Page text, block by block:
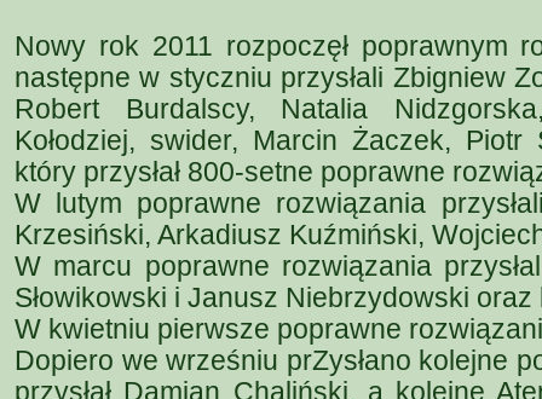
Nowy rok 2011 rozpoczęł poprawnym
następne w styczniu przysłali Zbigniew
Robert Burdalscy, Natalia
Kołodziej, swider, Marcin Żaczek,
który przysłał 800-setne poprawne
W lutym poprawne rozwiązania
Krzesiński, Arkadiusz Kuźmiński,
W marcu poprawne rozwiązania
Słowikowski i Janusz Niebrzydowski oraz
W kwietniu pierwsze poprawne
Dopiero we wrześniu prZysłano kolejne
przysłał Damian Chaliński, a kolejne